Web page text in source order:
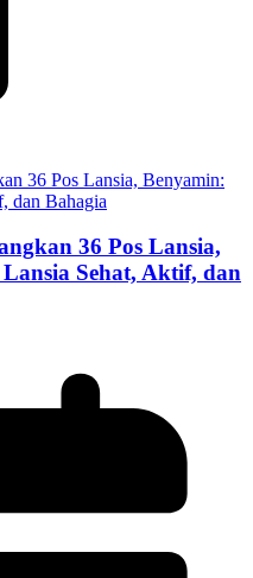
36 Pos Lansia,
Sehat, Aktif, dan